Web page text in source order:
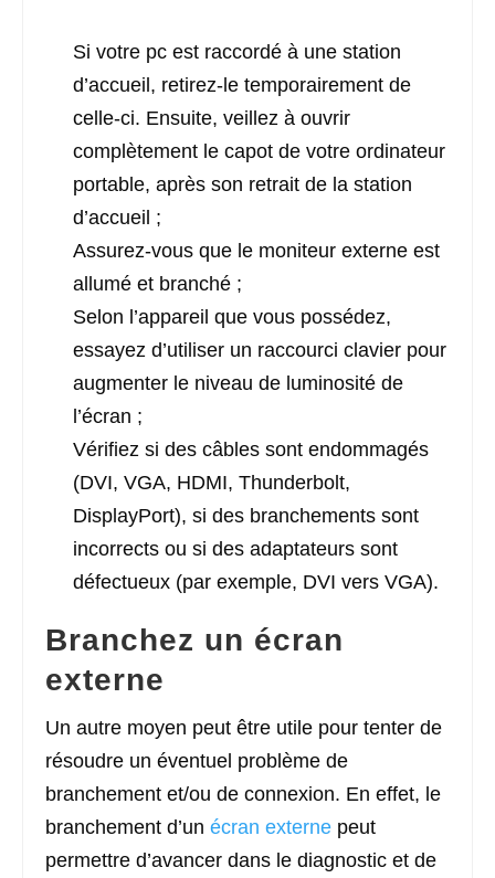
Si votre pc est raccordé à une station
d’accueil, retirez-le temporairement de
celle-ci. Ensuite, veillez à ouvrir
complètement le capot de votre ordinateur
portable, après son retrait de la station
d’accueil ;
Assurez-vous que le moniteur externe est
allumé et branché ;
Selon l’appareil que vous possédez,
essayez d’utiliser un raccourci clavier pour
augmenter le niveau de luminosité de
l’écran ;
Vérifiez si des câbles sont endommagés
(DVI, VGA, HDMI, Thunderbolt,
DisplayPort), si des branchements sont
incorrects ou si des adaptateurs sont
défectueux (par exemple, DVI vers VGA).
Branchez un écran
externe
Un autre moyen peut être utile pour tenter de
résoudre un éventuel problème de
branchement et/ou de connexion. En effet, le
branchement d’un écran externe peut
permettre d’avancer dans le diagnostic et de